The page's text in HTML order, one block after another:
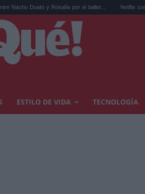
y Rosalía por el ballet... Netflix convierte 'La
ESTILO DE VIDA TECNOLOGÍA